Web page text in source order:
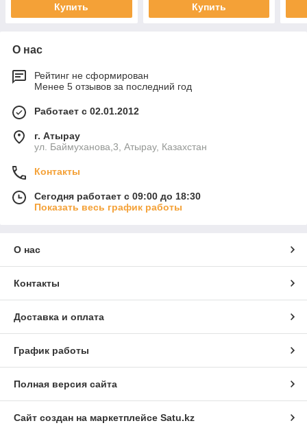
Купить Купить
О нас
Рейтинг не сформирован
Менее 5 отзывов за последний год
Работает с 02.01.2012
г. Атырау
ул. Баймуханова,3, Атырау, Казахстан
Контакты
Сегодня работает с 09:00 до 18:30
Показать весь график работы
О нас
Контакты
Доставка и оплата
График работы
Полная версия сайта
Сайт создан на маркетплейсе Satu.kz